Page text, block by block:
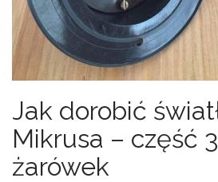
Jak dorobić
Mikrusa – część
żarówek